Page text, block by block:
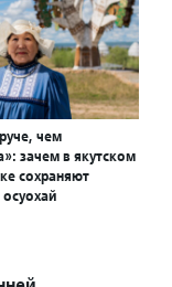
чем
зачем в якутском
сохраняют
осуохай